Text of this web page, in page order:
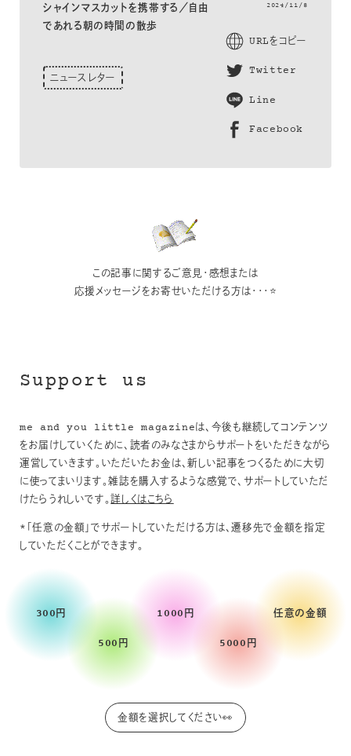
シャインマスカットを携帯する／自由
であれる朝の時間の散歩
ニュースレター
2024/11/8
URLをコピー
Twitter
Line
Facebook
この記事に関するご意見・感想または
応援メッセージをお寄せいただける方は・・・⭐
Support us
me and you little magazineは、今後も継続してコンテンツ
をお届けしていくために、読者のみなさまからサポートをいただきながら
運営していきます。いただいたお金は、新しい記事をつくるために大切
に使ってまいります。雑誌を購入するような感覚で、サポートしていただ
けたらうれしいです。詳しくはこちら
*「任意の金額」でサポートしていただける方は、遷移先で金額を指定
していただくことができます。
300円
500円
1000円
5000円
任意の金額